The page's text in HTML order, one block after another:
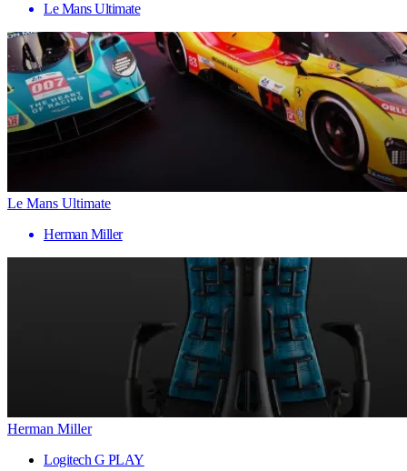
Le Mans Ultimate
Le Mans Ultimate
Herman Miller
Herman Miller
Logitech G PLAY